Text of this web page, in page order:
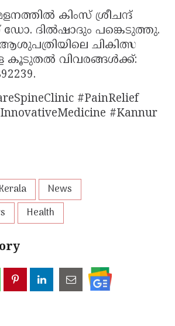
കിംസ് ശ്രീചന്ദ്
ദിൽഷാദും പങ്കെടുത്തു.
ആശുപത്രിയിലെ ചികിത്സ
കൂടുതൽ വിവരങ്ങൾക്ക്:
#PainRelief
#Kannur
Kerala
News
Health